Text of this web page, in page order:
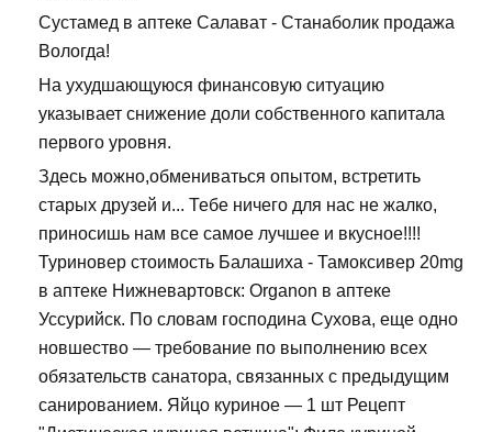
Сустамед в аптеке Салават - Станаболик продажа
Вологда!
На ухудшающуюся финансовую ситуацию
указывает снижение доли собственного капитала
первого уровня.
Здесь можно,обмениваться опытом, встретить
старых друзей и... Тебе ничего для нас не жалко,
приносишь нам все самое лучшее и вкусное!!!!
Туриновер стоимость Балашиха - Тамоксивер 20mg
в аптеке Нижневартовск: Organon в аптеке
Уссурийск. По словам господина Сухова, еще одно
новшество — требование по выполнению всех
обязательств санатора, связанных с предыдущим
санированием. Яйцо куриное — 1 шт Рецепт